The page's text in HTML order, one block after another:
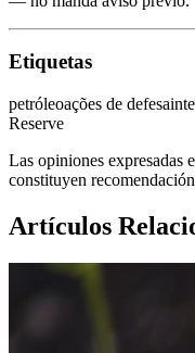
Etiquetas
petróleoações de defesa
Reserve
Las opiniones expresadas
constituyen
Artículos